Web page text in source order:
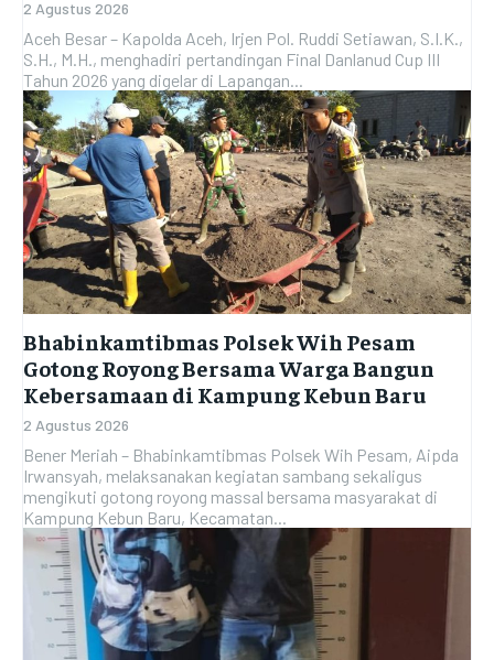
2 Agustus 2026
Aceh Besar – Kapolda Aceh, Irjen Pol. Ruddi Setiawan, S.I.K.,
S.H., M.H., menghadiri pertandingan Final Danlanud Cup III
Tahun 2026 yang digelar di Lapangan...
Bhabinkamtibmas Polsek Wih Pesam
Gotong Royong Bersama Warga Bangun
Kebersamaan di Kampung Kebun Baru
2 Agustus 2026
Bener Meriah – Bhabinkamtibmas Polsek Wih Pesam, Aipda
Irwansyah, melaksanakan kegiatan sambang sekaligus
mengikuti gotong royong massal bersama masyarakat di
Kampung Kebun Baru, Kecamatan...